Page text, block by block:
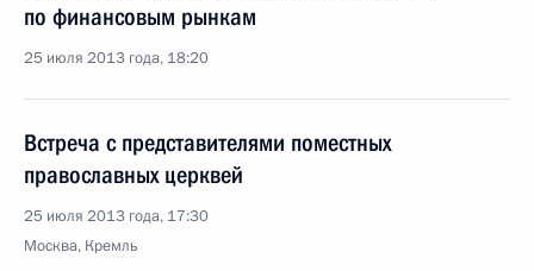
по финансовым рынкам
25 июля 2013 года, 18:20
Встреча с представителями поместных
православных церквей
25 июля 2013 года, 17:30
Москва, Кремль